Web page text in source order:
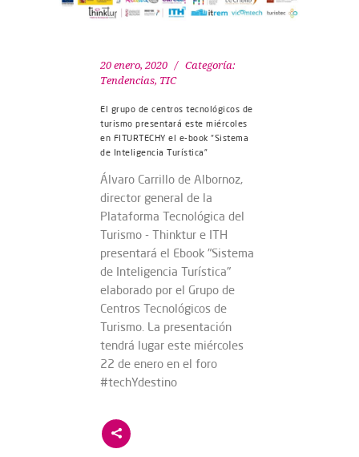
20 enero, 2020
Categoría:
Tendencias, TIC
El grupo de centros tecnológicos de
turismo presentará este miércoles
en FITURTECHY el e-book “Sistema
de Inteligencia Turística”
Álvaro Carrillo de Albornoz,
director general de la
Plataforma Tecnológica del
Turismo - Thinktur e ITH
presentará el Ebook "Sistema
de Inteligencia Turística"
elaborado por el Grupo de
Centros Tecnológicos de
Turismo. La presentación
tendrá lugar este miércoles
22 de enero en el foro
#techYdestino